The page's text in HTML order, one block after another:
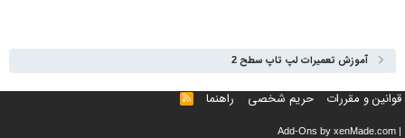
آموزش تعمیرات لپ تاپ سطح 2
قوانین و مقررات حریم شخصی راهنما خوراک
|
Add-Ons by xenMade.com